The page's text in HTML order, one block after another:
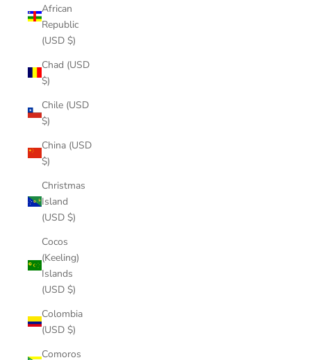
African
Republic
(USD $)
Chad (USD
$)
Chile (USD
$)
China (USD
$)
Christmas
Island
(USD $)
Cocos
(Keeling)
Islands
(USD $)
Colombia
(USD $)
Comoros